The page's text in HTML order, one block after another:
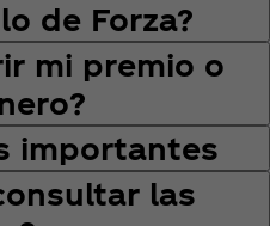
de Forza?
mi premio o
importantes
las